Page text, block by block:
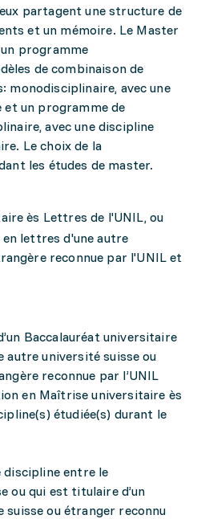
partagent une structure de
et un mémoire. Le Master
programme
de combinaison de
monodisciplinaire, avec une
un programme de
avec une discipline
Le choix de la
les études de master.
ès Lettres de l'UNIL, ou
lettres d'une autre
reconnue par l'UNIL et
Baccalauréat universitaire
autre université suisse ou
reconnue par l’UNIL
en Maîtrise universitaire ès
étudiée(s) durant le
discipline entre le
ou qui est titulaire d’un
suisse ou étranger reconnu